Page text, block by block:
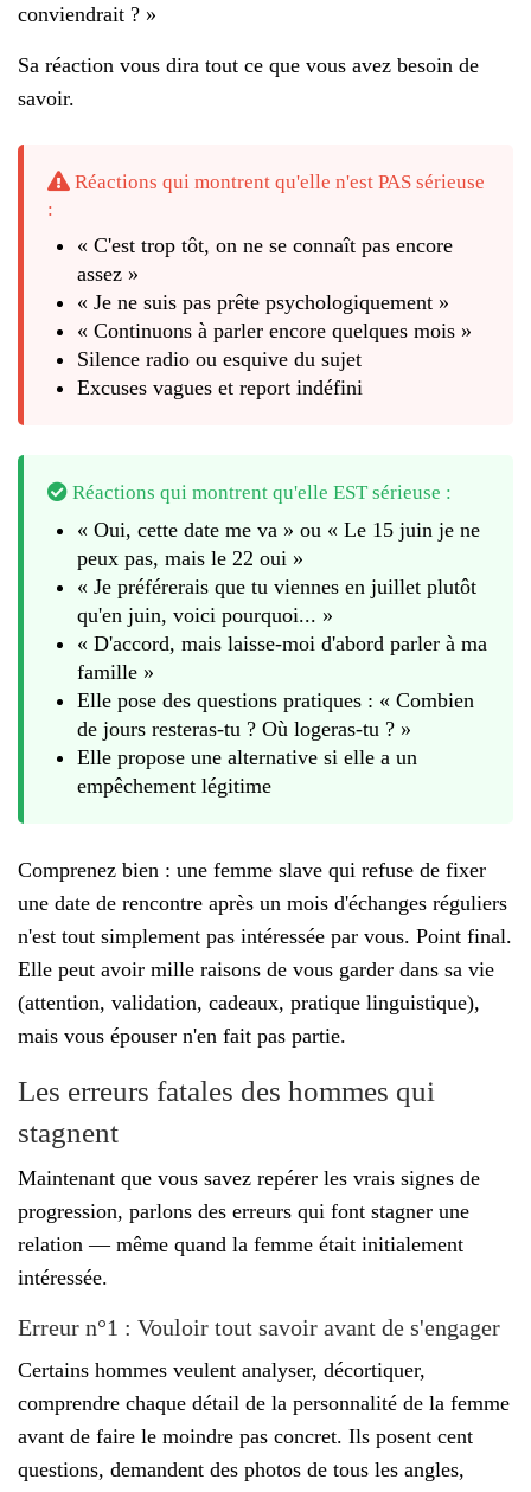
conviendrait ? »
Sa réaction vous dira tout ce que vous avez besoin de
savoir.
Réactions qui montrent qu'elle n'est PAS sérieuse
:
« C'est trop tôt, on ne se connaît pas encore
assez »
« Je ne suis pas prête psychologiquement »
« Continuons à parler encore quelques mois »
Silence radio ou esquive du sujet
Excuses vagues et report indéfini
Réactions qui montrent qu'elle EST sérieuse :
« Oui, cette date me va » ou « Le 15 juin je ne
peux pas, mais le 22 oui »
« Je préférerais que tu viennes en juillet plutôt
qu'en juin, voici pourquoi... »
« D'accord, mais laisse-moi d'abord parler à ma
famille »
Elle pose des questions pratiques : « Combien
de jours resteras-tu ? Où logeras-tu ? »
Elle propose une alternative si elle a un
empêchement légitime
Comprenez bien : une femme slave qui refuse de fixer
une date de rencontre après un mois d'échanges réguliers
n'est tout simplement pas intéressée par vous. Point final.
Elle peut avoir mille raisons de vous garder dans sa vie
(attention, validation, cadeaux, pratique linguistique),
mais vous épouser n'en fait pas partie.
Les erreurs fatales des hommes qui
stagnent
Maintenant que vous savez repérer les vrais signes de
progression, parlons des erreurs qui font stagner une
relation — même quand la femme était initialement
intéressée.
Erreur n°1 : Vouloir tout savoir avant de s'engager
Certains hommes veulent analyser, décortiquer,
comprendre chaque détail de la personnalité de la femme
avant de faire le moindre pas concret. Ils posent cent
questions, demandent des photos de tous les angles,